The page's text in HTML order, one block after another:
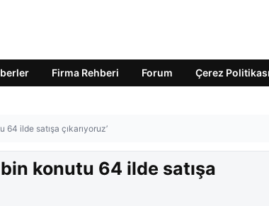
Firma Rehberi Forum Çerez Politikası
ilde satışa çıkarıyoruz’
konutu 64 ilde satışa